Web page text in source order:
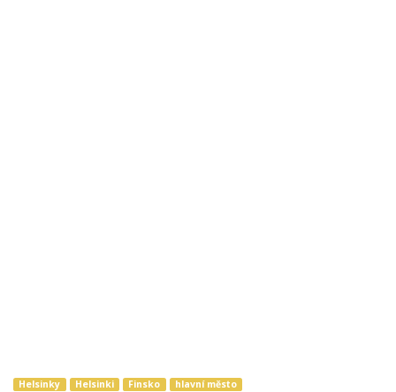
Helsinky Helsinki Finsko hlavní město